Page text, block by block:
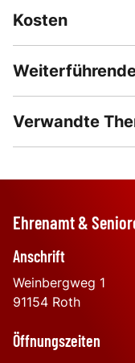
Kosten
Verwandte
Ehrenamt &
Anschrift
Weinbergweg 1
91154 Roth
Öffnungszeiten